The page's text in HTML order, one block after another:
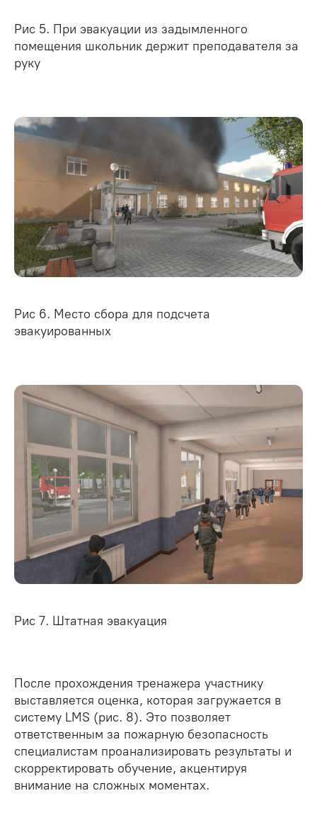
Рис 5. При эвакуации из задымленного
помещения школьник держит преподавателя за
руку
Рис 6. Место сбора для подсчета
эвакуированных
Рис 7. Штатная эвакуация
После прохождения тренажера участнику
выставляется оценка, которая загружается в
систему LMS (рис. 8). Это позволяет
ответственным за пожарную безопасность
специалистам проанализировать результаты и
скорректировать обучение, акцентируя
внимание на сложных моментах.